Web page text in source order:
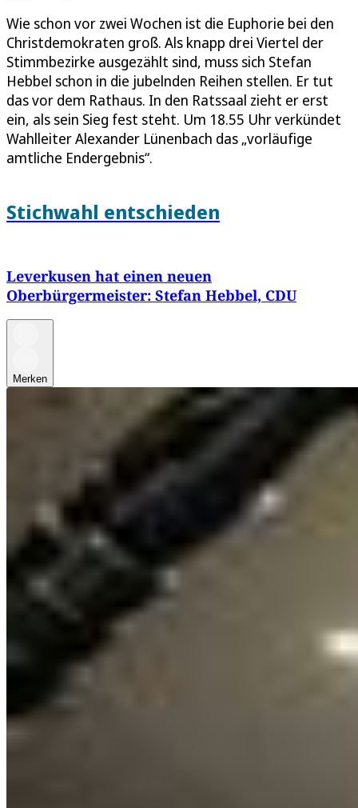
Wie schon vor zwei Wochen ist die Euphorie bei den
Christdemokraten groß. Als knapp drei Viertel der
Stimmbezirke ausgezählt sind, muss sich Stefan
Hebbel schon in die jubelnden Reihen stellen. Er tut
das vor dem Rathaus. In den Ratssaal zieht er erst
ein, als sein Sieg fest steht. Um 18.55 Uhr verkündet
Wahlleiter Alexander Lünenbach das „vorläufige
amtliche Endergebnis“.
Stichwahl entschieden
Leverkusen hat einen neuen
Oberbürgermeister: Stefan Hebbel, CDU
Merken